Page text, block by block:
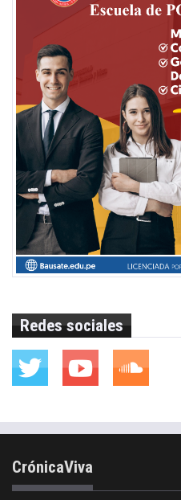
Redes sociales
CrónicaViva